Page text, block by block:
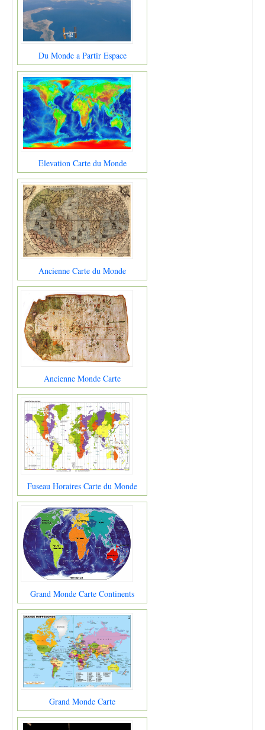
Du Monde a Partir Espace
Elevation Carte du Monde
Ancienne Carte du Monde
Ancienne Monde Carte
Fuseau Horaires Carte du Monde
Grand Monde Carte Continents
Grand Monde Carte